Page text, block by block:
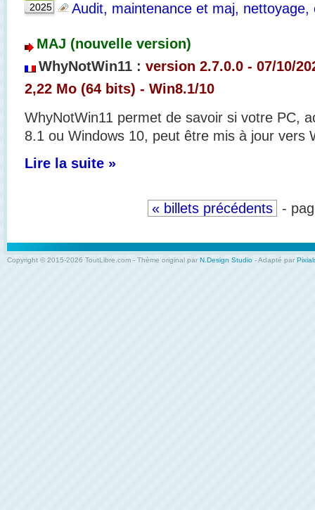
2025
Audit, maintenance et maj, nettoyage,
MAJ (nouvelle version)
WhyNotWin11 : version 2.7.0.0 - 07/10/
2,22 Mo (64 bits) - Win8.1/10
WhyNotWin11 permet de savoir si votre PC,
8.1 ou Windows 10, peut être mis à jour vers
Lire la suite »
« billets précédents -
Copyright © 2015-2026 ToutLibre.com - Thème original par N.Design Studio - Adapté par